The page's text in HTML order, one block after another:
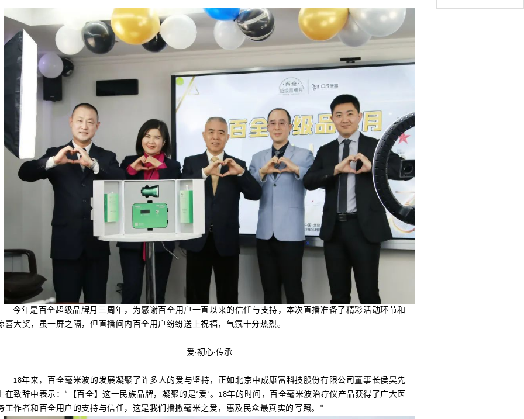
今年是百全超级品牌月三周年，为感谢百全用户一直以来的信任与支持，本次直播准备了精彩活动环节和
喜大奖，虽一屏之隔，但直播间内百全用户纷纷送上祝福，气氛十分热烈。
爱·初心·传承
18年来，百全毫米波的发展凝聚了许多人的爱与坚持，正如北京中成康富科技股份有限公司董事长侯昊先
在致辞中表示：“【百全】这一民族品牌，凝聚的是‘爱’。18年的时间，百全毫米波治疗仪产品获得了广大医
工作者和百全用户的支持与信任，这是我们播撒毫米之爱，惠及民众最真实的写照。”